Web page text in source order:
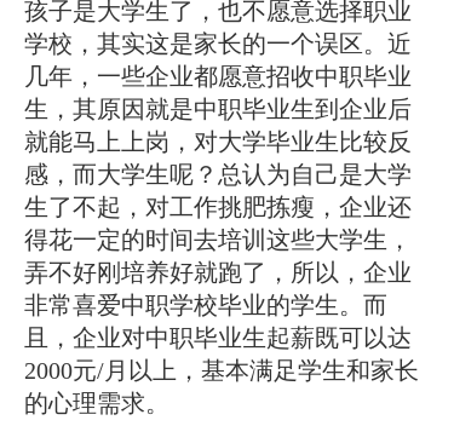
孩子是大学生了，也不愿意选择职业
学校，其实这是家长的一个误区。近
几年，一些企业都愿意招收中职毕业
生，其原因就是中职毕业生到企业后
就能马上上岗，对大学毕业生比较反
感，而大学生呢？总认为自己是大学
生了不起，对工作挑肥拣瘦，企业还
得花一定的时间去培训这些大学生，
弄不好刚培养好就跑了，所以，企业
非常喜爱中职学校毕业的学生。而
且，企业对中职毕业生起薪既可以达
2000元/月以上，基本满足学生和家长
的心理需求。